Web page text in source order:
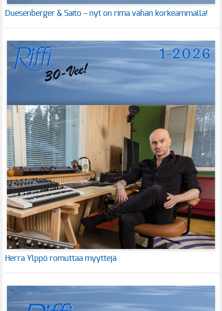
Duesenberger & Saito – nyt on rima vähän korkeammalla!
Herra Ylppö romuttaa myyttejä